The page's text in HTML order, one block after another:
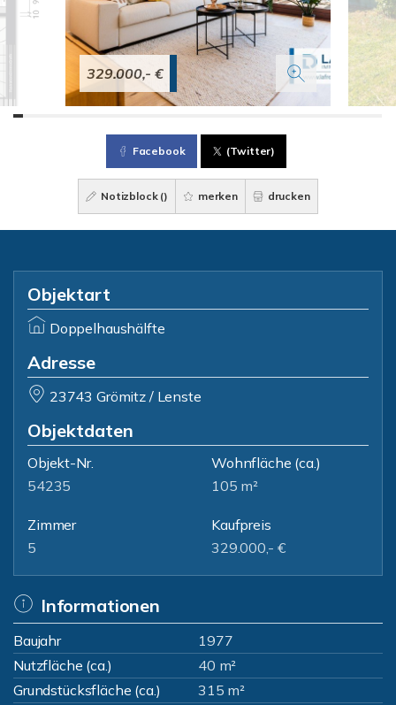
329.000,- €
Facebook (Twitter)
Notizblock () merken drucken
Objektart
Doppelhaushälfte
Adresse
23743 Grömitz / Lenste
Objektdaten
Objekt-Nr.
54235
Wohnfläche (ca.)
105 m²
Zimmer
5
Kaufpreis
329.000,- €
Informationen
Baujahr
1977
Nutzfläche (ca.)
40 m²
Grundstücksfläche (ca.)
315 m²